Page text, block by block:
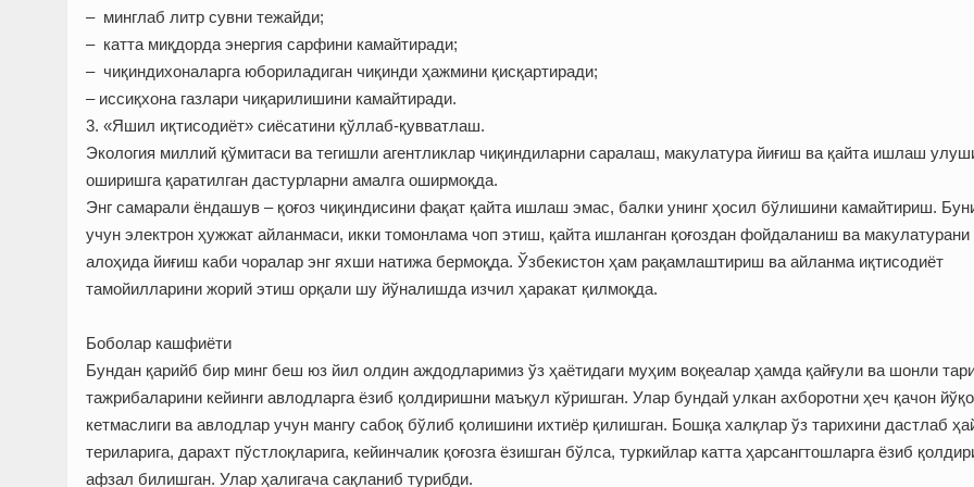
– минглаб литр сувни тежайди;
– катта миқдорда энергия сарфини камайтиради;
– чиқиндихоналарга юбориладиган чиқинди ҳажмини қисқартиради;
– иссиқхона газлари чиқарилишини камайтиради.
3. «Яшил иқтисодиёт» сиёсатини қўллаб-қувватлаш.
Экология миллий қўмитаси ва тегишли агентликлар чиқиндиларни саралаш, макулатура йиғиш ва қайта ишлаш
оширишга қаратилган дастурларни амалга оширмоқда.
Энг самарали ёндашув – қоғоз чиқиндисини фақат қайта ишлаш эмас, балки унинг ҳосил бўлишини камайтириш.
учун электрон ҳужжат айланмаси, икки томонлама чоп этиш, қайта ишланган қоғоздан фойдаланиш ва макулатурани
алоҳида йиғиш каби чоралар энг яхши натижа бермоқда. Ўзбекистон ҳам рақамлаштириш ва айланма иқтисодиёт
тамойилларини жорий этиш орқали шу йўналишда изчил ҳаракат қилмоқда.
Боболар кашфиёти
Бундан қарийб бир минг беш юз йил олдин аждодларимиз ўз ҳаётидаги муҳим воқеалар ҳамда қайғули ва шонли
тажрибаларини кейинги авлодларга ёзиб қолдиришни маъқул кўришган. Улар бундай улкан ахборотни ҳеч қачон
кетмаслиги ва авлодлар учун мангу сабоқ бўлиб қолишини ихтиёр қилишган. Бошқа халқлар ўз тарихини дастлаб
териларига, дарахт пўстлоқларига, кейинчалик қоғозга ёзишган бўлса, туркийлар катта ҳарсангтошларга ёзиб
афзал билишган. Улар ҳалигача сақланиб турибди.